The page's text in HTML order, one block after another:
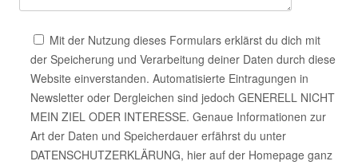
Mit der Nutzung dieses Formulars erklärst du dich mit
der Speicherung und Verarbeitung deiner Daten durch diese
Website einverstanden. Automatisierte Eintragungen in
Newsletter oder Dergleichen sind jedoch GENERELL NICHT
MEIN ZIEL ODER INTERESSE. Genaue Informationen zur
Art der Daten und Speicherdauer erfährst du unter
DATENSCHUTZERKLÄRUNG, hier auf der Homepage ganz